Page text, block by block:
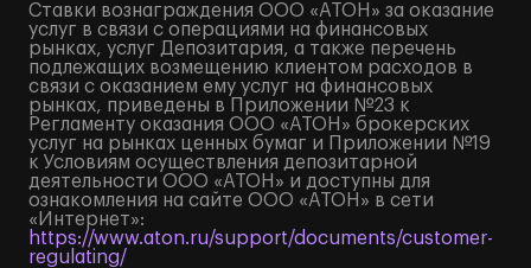
Ставки вознаграждения ООО «АТОН» за оказание
услуг в связи с операциями на финансовых
рынках, услуг Депозитария, а также перечень
подлежащих возмещению клиентом расходов в
связи с оказанием ему услуг на финансовых
рынках, приведены в Приложении №23 к
Регламенту оказания ООО «АТОН» брокерских
услуг на рынках ценных бумаг и Приложении №19
к Условиям осуществления депозитарной
деятельности ООО «АТОН» и доступны для
ознакомления на сайте ООО «АТОН» в сети
«Интернет»:
https://www.aton.ru/support/documents/customer-
regulating/